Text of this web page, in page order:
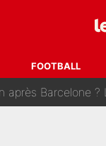
FOOTBALL
battre, Safonov
Jean-Jacques
Barcelone ?